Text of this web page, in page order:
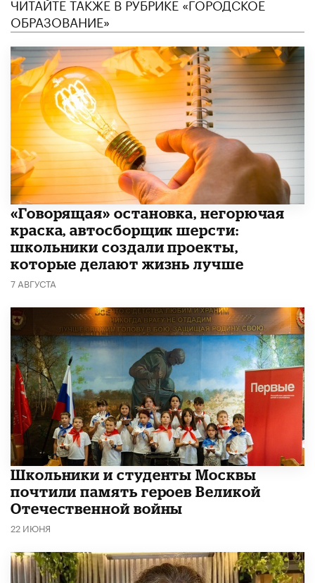
ОБРАЗОВАНИЕ»
​«Говорящая» остановка, негорючая
краска, автосборщик шерсти:
школьники создали проекты,
которые делают жизнь лучше
7 АВГУСТА
Школьники и студенты Москвы
почтили память героев Великой
Отечественной войны
22 ИЮНЯ